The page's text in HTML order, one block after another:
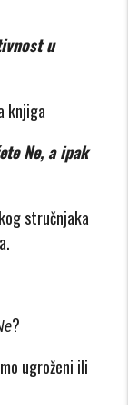
u
knjiga
Ne, a ipak
stručnjaka
?
ugroženi ili